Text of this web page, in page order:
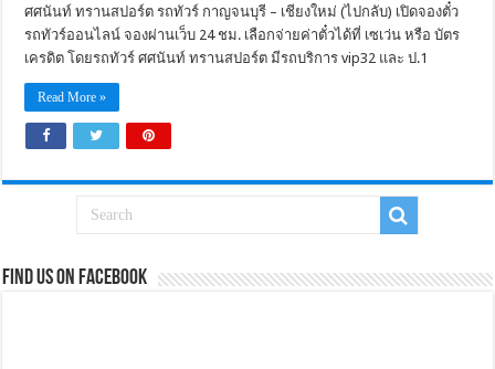
ศศนันท์ ทรานสปอร์ต รถทัวร์ กาญจนบุรี – เชียงใหม่ (ไปกลับ) เปิดจองตั๋ว
รถทัวร์ออนไลน์ จองผ่านเว็บ 24 ชม. เลือกจ่ายค่าตั๋วได้ที่ เซเว่น หรือ บัตร
เครดิต โดยรถทัวร์ ศศนันท์ ทรานสปอร์ต มีรถบริการ vip32 และ ป.1
Read More »
Find us on Facebook